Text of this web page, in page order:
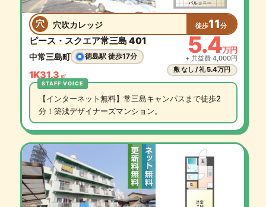
穴 穴吹カレッジ 徒歩11分
ピース・スクエア常三島 401
中常三島町 徳島駅 徒歩17分
1K31.3 ㎡
5.4万円
+ 共益費 4,000円
敷 なし / 礼 5.4万円
【インターネット無料】常三島キャンパスまで徒歩2
分！築浅デザイナーズマンション。